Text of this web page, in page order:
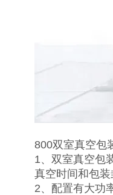
800双室真空包
1、双室真空包
真空时间和包
2、配置有大功